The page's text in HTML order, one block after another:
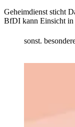
Geheimdienst sticht
BfDI kann Einsicht in
sonst.